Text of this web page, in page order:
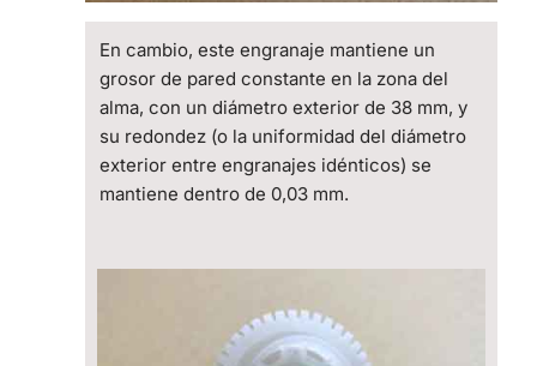
En cambio, este engranaje mantiene un
grosor de pared constante en la zona del
alma, con un diámetro exterior de 38 mm, y
su redondez (o la uniformidad del diámetro
exterior entre engranajes idénticos) se
mantiene dentro de 0,03 mm.